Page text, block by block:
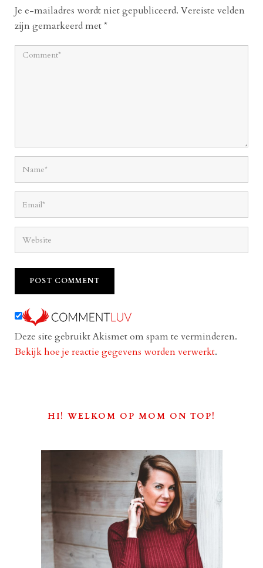
Je e-mailadres wordt niet gepubliceerd. Vereiste velden
zijn gemarkeerd met*
Deze site gebruikt Akismet om spam te verminderen.
Bekijk hoe je reactie gegevens worden verwerkt.
HI! WELKOM OP MOM ON TOP!